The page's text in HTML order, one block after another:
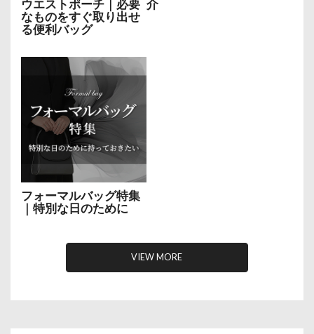
ウエストポーチ｜必要
なものをすぐ取り出せ
る便利バッグ
介
フォーマルバッグ特集
｜特別な日のために
VIEW MORE